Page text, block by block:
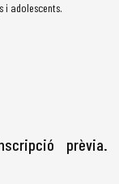
i adolescents.
prèvia.